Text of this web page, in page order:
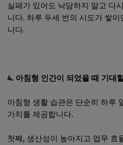
실패가 있어도 낙담하지 말고 다
니다. 하루 두세 번의 시도가 쌓
니다.
4. 아침형 인간이 되었을 때 기대
아침형 생활 습관은 단순히 하루
가치를 제공합니다.
첫째, 생산성이 높아지고 업무 효